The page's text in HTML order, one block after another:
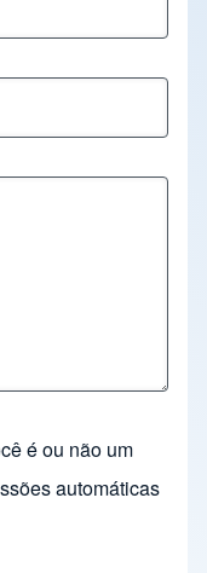
é ou não um
automáticas